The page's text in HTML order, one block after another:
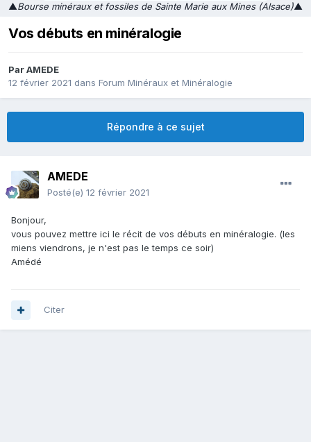
▲Bourse minéraux et fossiles de Sainte Marie aux Mines (Alsace)▲
Vos débuts en minéralogie
ParAMEDE
12 février 2021 dans Forum Minéraux et Minéralogie
Répondre à ce sujet
AMEDE
Posté(e) 12 février 2021
Bonjour,
vous pouvez mettre ici le récit de vos débuts en minéralogie. (les
miens viendrons, je n'est pas le temps ce soir)
Amédé
Citer